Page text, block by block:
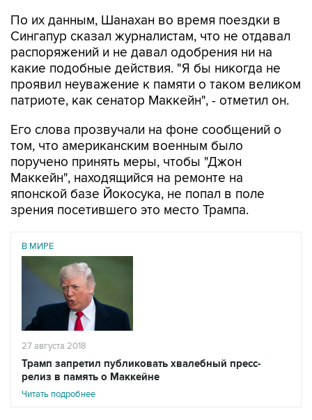
По их данным, Шанахан во время поездки в
Сингапур сказал журналистам, что не отдавал
распоряжений и не давал одобрения ни на
какие подобные действия. "Я бы никогда не
проявил неуважение к памяти о таком великом
патриоте, как сенатор Маккейн", - отметил он.
Его слова прозвучали на фоне сообщений о
том, что американским военным было
поручено принять меры, чтобы "Джон
Маккейн", находящийся на ремонте на
японской базе Йокосука, не попал в поле
зрения посетившего это место Трампа.
В МИРЕ
27 августа 2018
Трамп запретил публиковать хвалебный пресс-
релиз в память о Маккейне
Читать подробнее